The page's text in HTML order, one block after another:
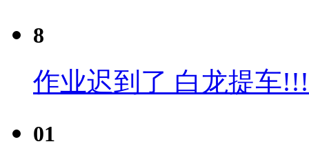
8
作业迟到了 白龙提车
01